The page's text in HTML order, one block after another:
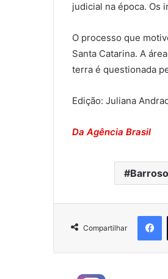
judicial na época. Os
O processo que
Santa Catarina. A
terra é questionada
Edição: Juliana
Da Agência Brasil
Barroso
Compartilhar